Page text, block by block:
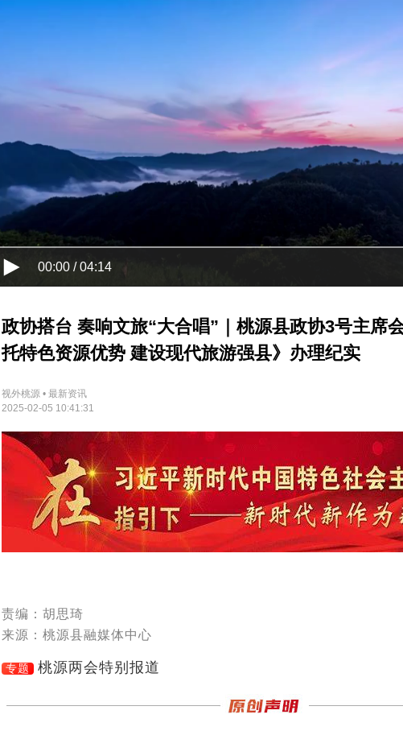
00:00 / 04:14
政协搭台 奏响文旅“大合唱”｜桃源县政协3号主席
托特色资源优势 建设现代旅游强县》办理纪实
视外桃源 • 最新资讯
2025-02-05 10:41:31
责编：胡思琦
来源：桃源县融媒体中心
专题 桃源两会特别报道